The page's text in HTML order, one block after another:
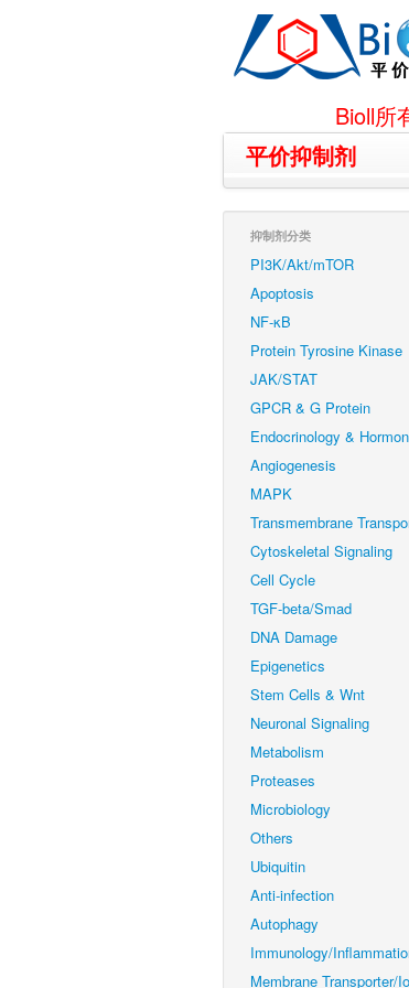
Bioll所
平价抑制剂
抑制剂分类
PI3K/Akt/mTOR
Apoptosis
NF-κB
Protein Tyrosine Kinase
JAK/STAT
GPCR & G Protein
Endocrinology &
Angiogenesis
MAPK
Transmembrane
Cytoskeletal Signaling
Cell Cycle
TGF-beta/Smad
DNA Damage
Epigenetics
Stem Cells & Wnt
Neuronal Signaling
Metabolism
Proteases
Microbiology
Others
Ubiquitin
Anti-infection
Autophagy
Immunology/
Membrane Transporter/